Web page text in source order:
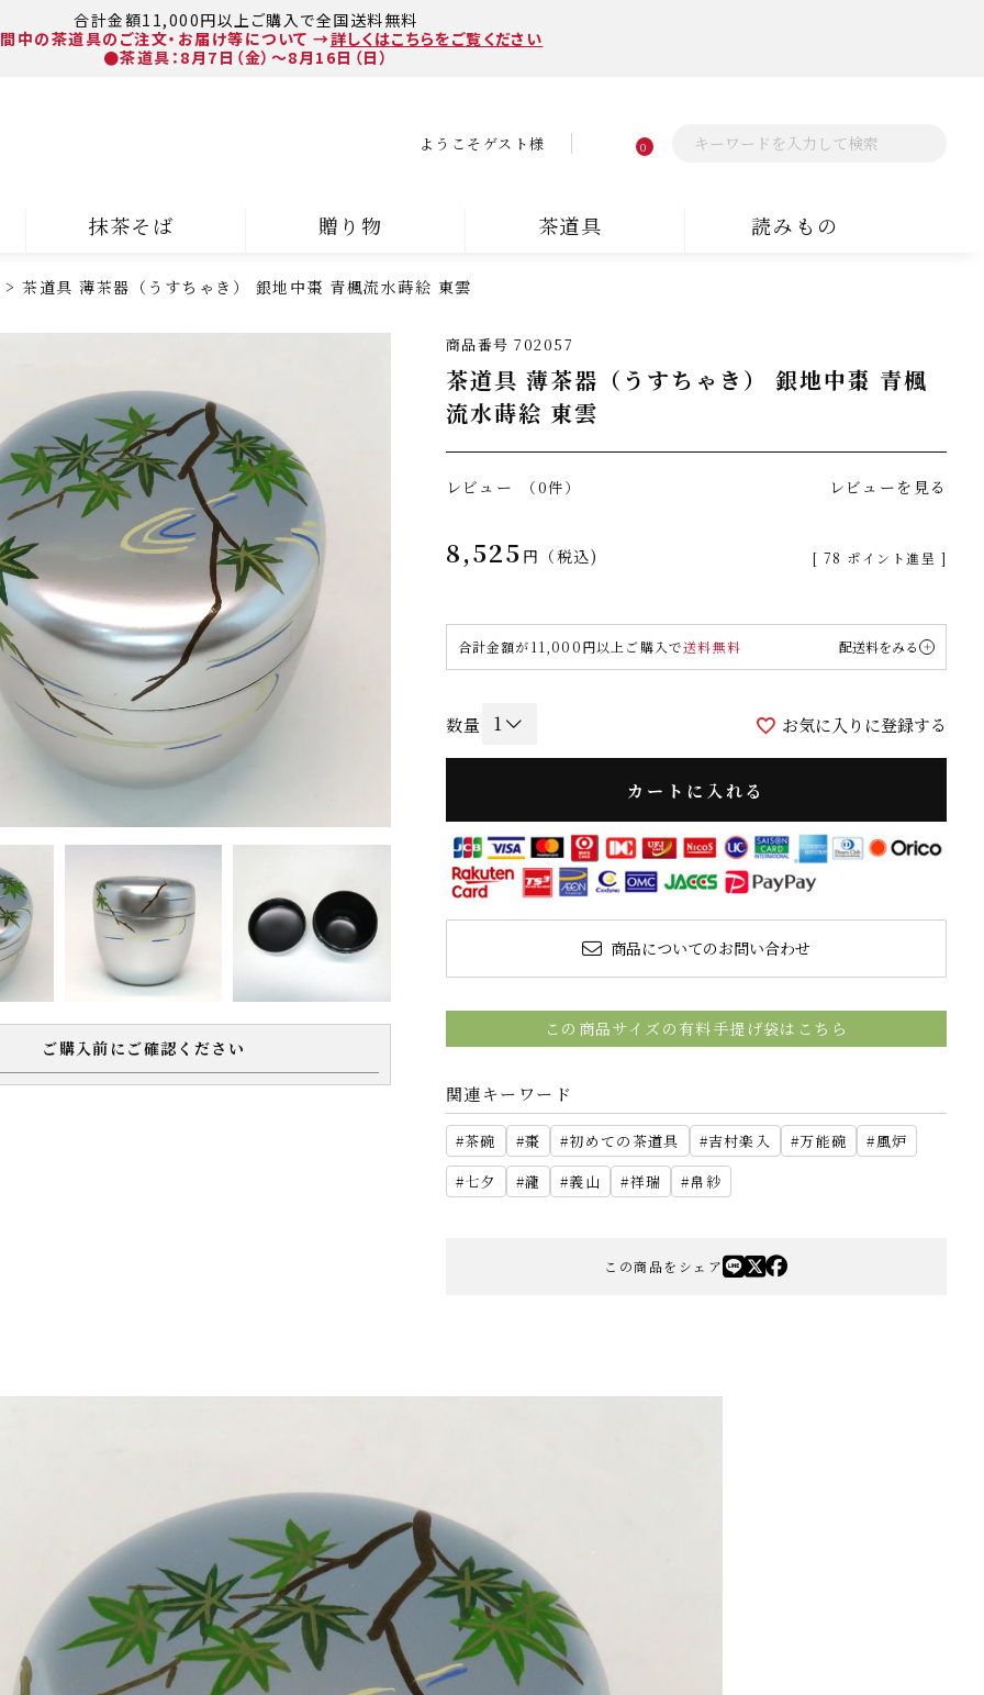
合計金額11,000円以上ご購入で全国送料無料
中の茶道具のご注文・お届け等について →詳しくはこちらをご覧ください
●茶道具：8月7日（金）～8月16日（日）
ようこそゲスト様 0
抹茶そば 贈り物 茶道具 読みもの
茶道具 薄茶器（うすちゃき） 銀地中棗 青楓流水蒔絵 東雲
ご購入前にご確認ください
商品番号 702057
茶道具 薄茶器（うすちゃき） 銀地中棗 青楓
流水蒔絵 東雲
レビュー （0件） レビューを見る
8,525 税込 [ 78 ポイント進呈 ]
合計金額が11,000円以上ご購入で送料無料 配送料をみる
お気に入りに登録する
カートに入れる
商品についてのお問い合わせ
この商品サイズの有料手提げ袋はこちら
関連キーワード
茶碗 棗 初めての茶道具 吉村楽入 万能碗
風炉
七夕
瀧 義山 祥瑞 帛紗
この商品をシェア